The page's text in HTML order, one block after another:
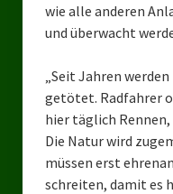
Landesverbände
Landesverband
Landesverband
Landesverband Sachsen
wie alle anderen
und überwacht
„Seit Jahren
getötet. Radfahrer
hier täglich
Die Natur wird
müssen erst
schreiten, damit es